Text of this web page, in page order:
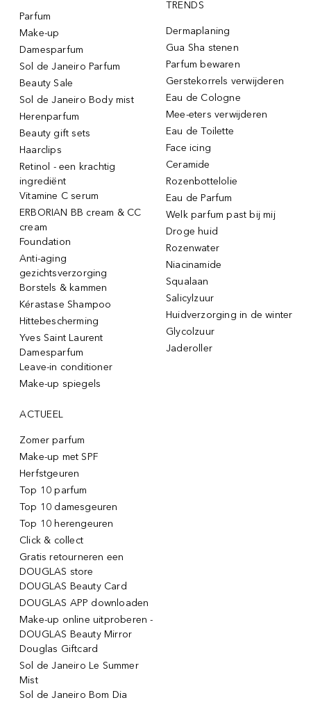
Parfum
Make-up
Damesparfum
Sol de Janeiro Parfum
Beauty Sale
Sol de Janeiro Body mist
Herenparfum
Beauty gift sets
Haarclips
Retinol - een krachtig
ingrediënt
Vitamine C serum
ERBORIAN BB cream & CC
cream
Foundation
Anti-aging
gezichtsverzorging
Borstels & kammen
Kérastase Shampoo
Hittebescherming
Yves Saint Laurent
Damesparfum
Leave-in conditioner
Make-up spiegels
TRENDS
Dermaplaning
Gua Sha stenen
Parfum bewaren
Gerstekorrels verwijderen
Eau de Cologne
Mee-eters verwijderen
Eau de Toilette
Face icing
Ceramide
Rozenbottelolie
Eau de Parfum
Welk parfum past bij mij
Droge huid
Rozenwater
Niacinamide
Squalaan
Salicylzuur
Huidverzorging in de winter
Glycolzuur
Jaderoller
ACTUEEL
Zomer parfum
Make-up met SPF
Herfstgeuren
Top 10 parfum
Top 10 damesgeuren
Top 10 herengeuren
Click & collect
Gratis retourneren een
DOUGLAS store
DOUGLAS Beauty Card
DOUGLAS APP downloaden
Make-up online uitproberen -
DOUGLAS Beauty Mirror
Douglas Giftcard
Sol de Janeiro Le Summer
Mist
Sol de Janeiro Bom Dia